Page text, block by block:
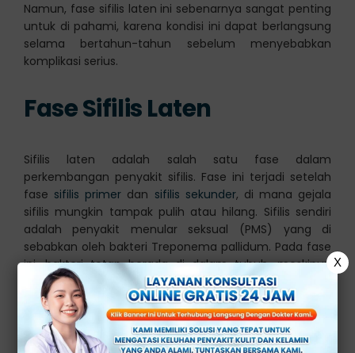
Namun, fase sifilis laten ini sebenarnya sangat penting
untuk di pahami, karena kondisi ini dapat berlangsung
selama bertahun-tahun sebelum menyebabkan
komplikasi serius.
Fase Sifilis Laten
Sifilis laten adalah salah satu fase dalam
perkembangan penyakit sifilis. Fase ini terjadi setelah
fase sifilis primer dan sifilis sekunder, di mana gejala
sifilis mungkin tampak pulih atau hilang. Sifilis sendiri
adalah penyakit menular seksual (PMS) yang di
sebabkan oleh bakteri Treponema pallidum. Pada fase
ini, bakteri tetap berada di dalam tubuh, meskipun
secara klinis gejalanya tidak terlihat atau sangat
ringan.
Jenis Sifilis Laten
X